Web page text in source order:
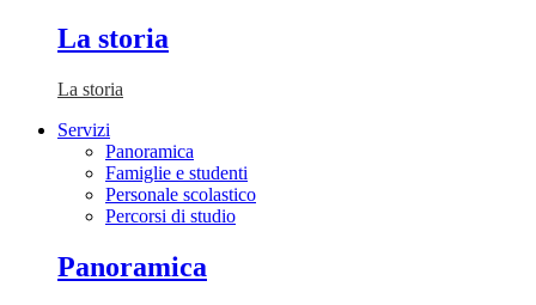
La storia
La storia
Servizi
Panoramica
Famiglie e studenti
Personale scolastico
Percorsi di studio
Panoramica